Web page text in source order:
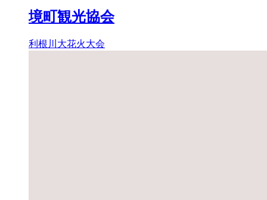
境町観光協会
利根川大花火大会